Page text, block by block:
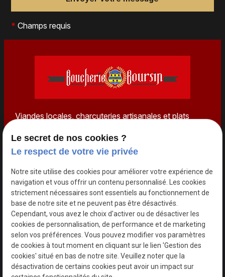
* Champs requis
Viandes locales, charcuteries artisanales et plats
Hilaire. Une tradition de qualité transmise avec cœur.
Téléphone
02 49 88 42 61
Adresse
19 rue du Centre
85440 TALMONT-SAINT-HILAIRE
Horaires
Mardi - Samedi
08:30 - 13:00
16:00-19:00
Le secret de nos cookies ?
Le respect de votre vie privée
Notre site utilise des cookies pour améliorer votre expérience de
navigation et vous offrir un contenu personnalisé. Les cookies
strictement nécessaires sont essentiels au fonctionnement de
base de notre site et ne peuvent pas être désactivés.
Cependant, vous avez le choix d'activer ou de désactiver les
cookies de personnalisation, de performance et de marketing
selon vos préférences. Vous pouvez modifier vos paramètres
de cookies à tout moment en cliquant sur le lien 'Gestion des
cookies' situé en bas de notre site. Veuillez noter que la
désactivation de certains cookies peut avoir un impact sur